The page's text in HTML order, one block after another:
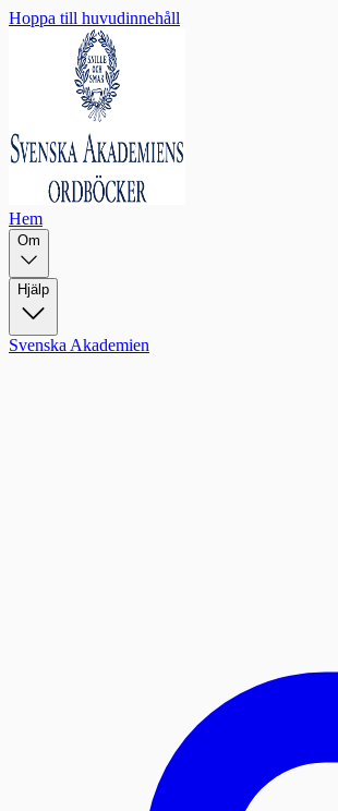
Hoppa till huvudinnehåll
Hem
Om
Hjälp
Svenska Akademien